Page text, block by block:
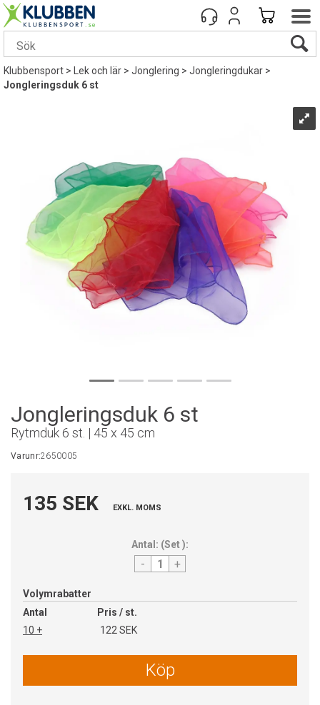
Klubbensport> Lek och lär>Jonglering>Jongleringdukar>
Jongleringsduk 6 st
Jongleringsduk 6 st
Rytmduk 6 st. | 45 x 45 cm
Varunr:2650005
135 SEK EXKL. MOMS
Antal: (Set):
- +
Volymrabatter
Antal
Pris / st.
10 +
122 SEK
Köp